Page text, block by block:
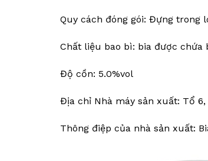
Quy cách đóng gói: Đựng
Chất liệu bao bì: bia được chứa
Độ cồn: 5.0%vol
Địa chỉ Nhà máy sản xuất: Tổ 6,
Thông điệp của nhà sản xuất: